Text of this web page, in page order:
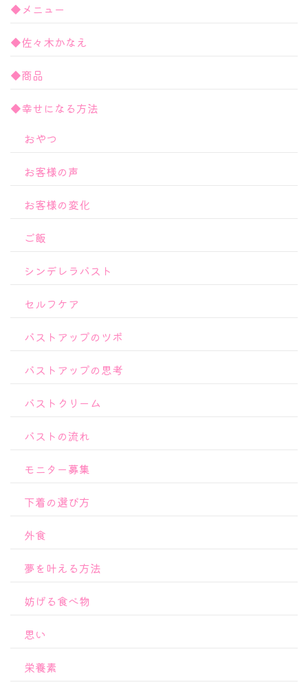
◆メニュー
◆佐々木かなえ
◆商品
◆幸せになる方法
おやつ
お客様の声
お客様の変化
ご飯
シンデレラバスト
セルフケア
バストアップのツボ
バストアップの思考
バストクリーム
バストの流れ
モニター募集
下着の選び方
外食
夢を叶える方法
妨げる食べ物
思い
栄養素